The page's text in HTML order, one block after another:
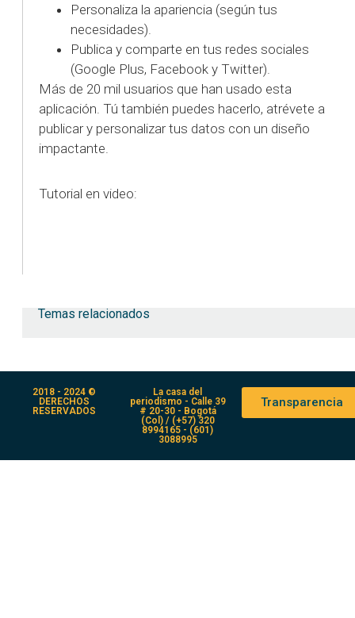
Personaliza la apariencia (según tus
necesidades).
Publica y comparte en tus redes sociales
(Google Plus, Facebook y Twitter).
Más de 20 mil usuarios que han usado esta
aplicación. Tú también puedes hacerlo, atrévete a
publicar y personalizar tus datos con un diseño
impactante.
Tutorial en video:
Temas relacionados
2018 - 2024 ©
DERECHOS
RESERVADOS
La casa del
periodismo - Calle 39
# 20-30 - Bogotá
(Col) / (+57) 320
8994165 - (601)
3088995
Transparencia